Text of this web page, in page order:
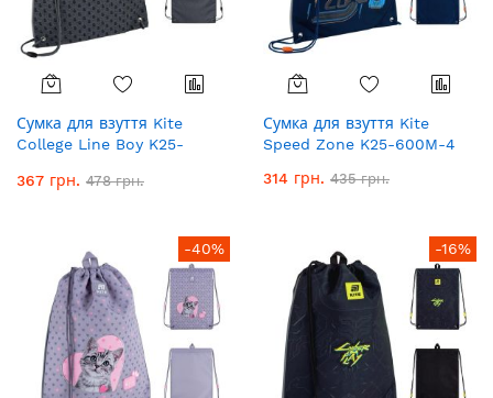
Сумка для взуття Kite
College Line Boy K25-
367 грн. 478 грн.
Сумка для взуття Kite
Speed Zone K25-600M-4
314 грн. 435 грн.
-40% -16%